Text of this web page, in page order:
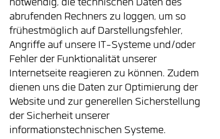
notwendig, die technischen Daten des
abrufenden Rechners zu loggen, um so
frühestmöglich auf Darstellungsfehler,
Angriffe auf unsere IT-Systeme und/oder
Fehler der Funktionalität unserer
Internetseite reagieren zu können. Zudem
dienen uns die Daten zur Optimierung der
Website und zur generellen Sicherstellung
der Sicherheit unserer
informationstechnischen Systeme.